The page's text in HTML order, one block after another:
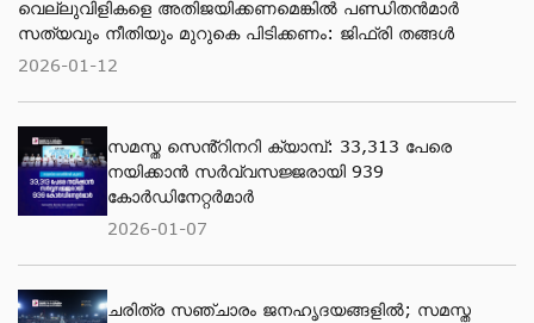
വെല്ലുവിളികളെ അതിജയിക്കണമെങ്കിൽ പണ്ഡിതൻമാർ
സത്യവും നീതിയും മുറുകെ പിടിക്കണം: ജിഫ്‌രി തങ്ങൾ
2026-01-12
സമസ്ത സെൻ്റിനറി ക്യാമ്പ്: 33,313 പേരെ
നയിക്കാൻ സർവ്വസജ്ജരായി 939
കോർഡിനേറ്റർമാർ
2026-01-07
ചരിത്ര സഞ്ചാരം ജനഹൃദയങ്ങളിൽ; സമസ്ത